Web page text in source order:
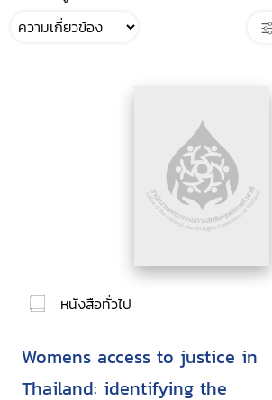
หนังสือทั่วไป
Womens access to justice in
Thailand: identifying the